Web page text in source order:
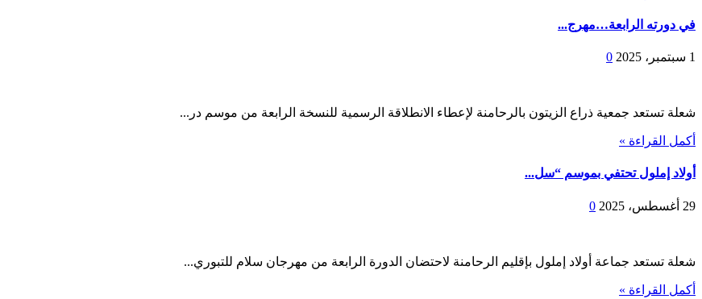
في دورته الرابعة…مهرج...
1 سبتمبر، 2025 0
شعلة تستعد جمعية ذراع الزيتون بالرحامنة لإعطاء الانطلاقة الرسمية للنسخة الرابعة من موسم در...
أكمل القراءة »
أولاد إملول تحتفي بموسم “سل...
29 أغسطس، 2025 0
شعلة تستعد جماعة أولاد إملول بإقليم الرحامنة لاحتضان الدورة الرابعة من مهرجان سلام للتبوري...
أكمل القراءة »